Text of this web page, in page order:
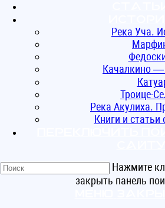
Река Уча.
Качалкино —
Троице-
Река Акулиха.
Книги и статьи
Нажмите
закрыть панель